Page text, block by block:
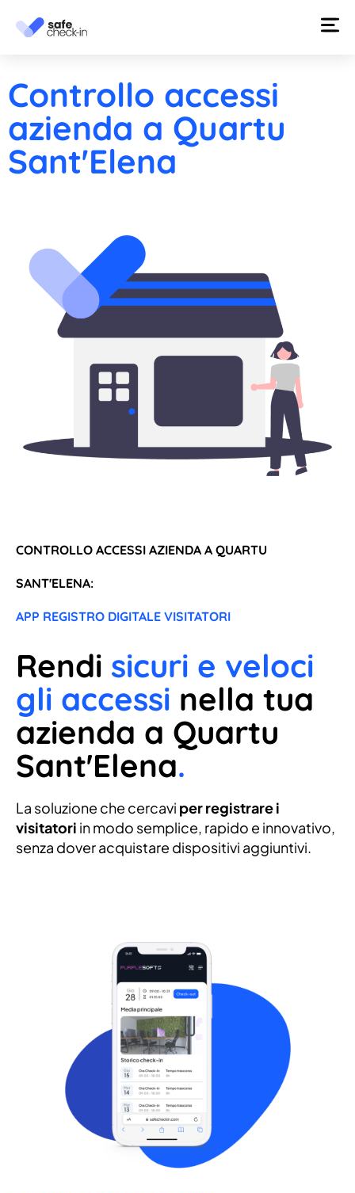
Controllo accessi
azienda a Quartu
Sant'Elena
CONTROLLO ACCESSI AZIENDA A QUARTU
SANT'ELENA:
APP REGISTRO DIGITALE VISITATORI
Rendi sicuri e veloci
gli accessi nella tua
azienda a Quartu
Sant'Elena.
La soluzione che cercavi per registrare i
visitatori in modo semplice, rapido e innovativo,
senza dover acquistare dispositivi aggiuntivi.